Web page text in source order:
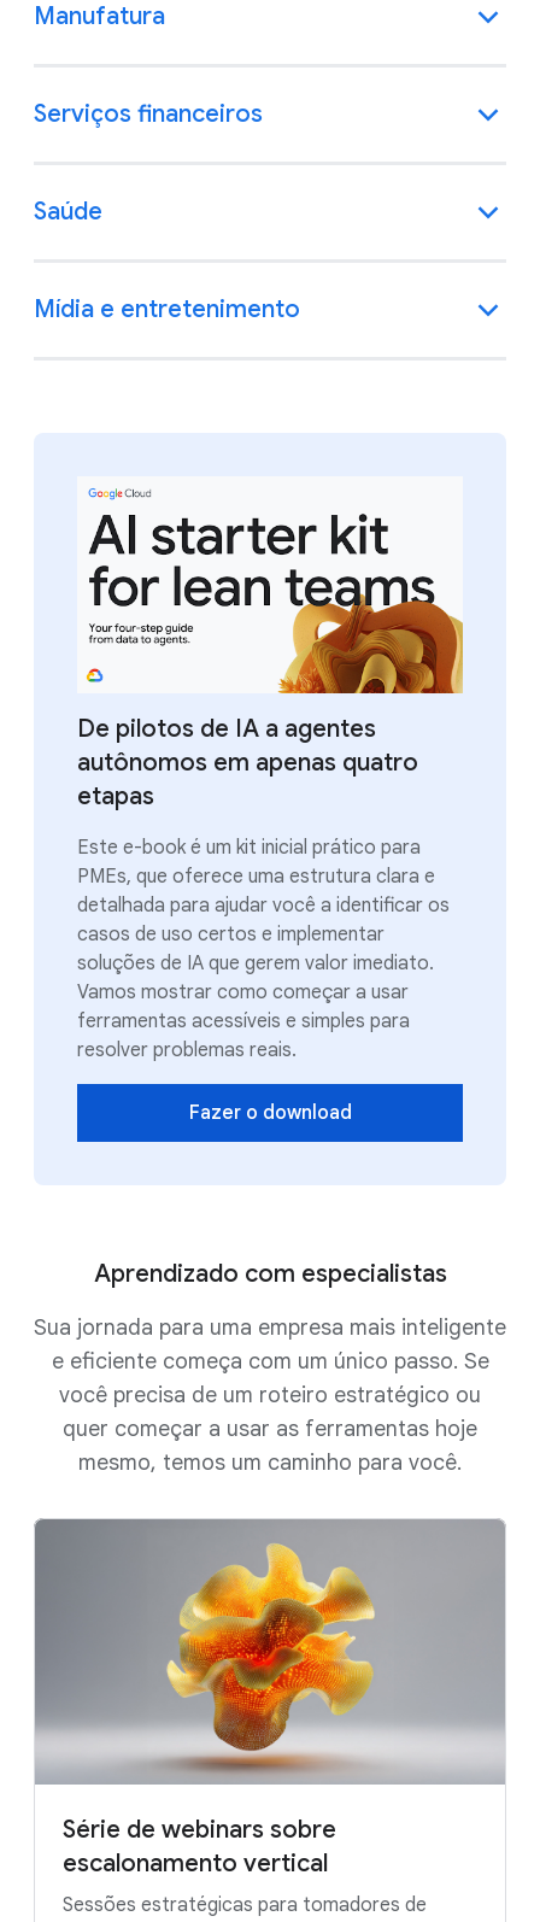
Manufatura
Serviços financeiros
Saúde
Mídia e entretenimento
De pilotos de IA a agentes
autônomos em apenas quatro
etapas
Este e-book é um kit inicial prático para
PMEs, que oferece uma estrutura clara e
detalhada para ajudar você a identificar os
casos de uso certos e implementar
soluções de IA que gerem valor imediato.
Vamos mostrar como começar a usar
ferramentas acessíveis e simples para
resolver problemas reais.
Fazer o download
Aprendizado com especialistas
Sua jornada para uma empresa mais inteligente
e eficiente começa com um único passo. Se
você precisa de um roteiro estratégico ou
quer começar a usar as ferramentas hoje
mesmo, temos um caminho para você.
Série de webinars sobre
escalonamento vertical
Sessões estratégicas para tomadores de